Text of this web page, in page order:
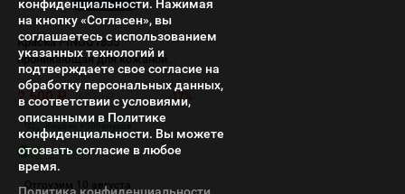
Краска PINGO1855
проникающая для кожаной
подошвы
2 500 ₽ 3 030
В наличии
Отгрузим 10 августа
конфиденциальности. Нажимая
на кнопку «Согласен», вы
соглашаетесь с использованием
указанных технологий и
подтверждаете свое согласие на
обработку персональных данных,
в соответствии с условиями,
описанными в Политике
конфиденциальности. Вы можете
отозвать согласие в любое
время.